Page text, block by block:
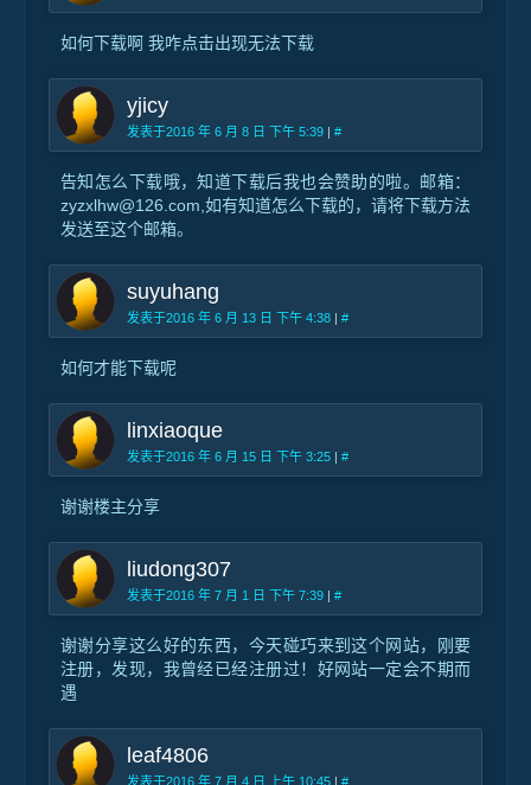
如何下载啊 我咋点击出现无法下载
yjicy
发表于2016 年 6 月 8 日 下午 5:39 | #
告知怎么下载哦，知道下载后我也会赞助的啦。邮箱：
zyzxlhw@126.com,如有知道怎么下载的，请将下载方法
发送至这个邮箱。
suyuhang
发表于2016 年 6 月 13 日 下午 4:38 | #
如何才能下载呢
linxiaoque
发表于2016 年 6 月 15 日 下午 3:25 | #
谢谢楼主分享
liudong307
发表于2016 年 7 月 1 日 下午 7:39 | #
谢谢分享这么好的东西，今天碰巧来到这个网站，刚要
注册，发现，我曾经已经注册过！好网站一定会不期而
遇
leaf4806
发表于2016 年 7 月 4 日 上午 10:45 | #